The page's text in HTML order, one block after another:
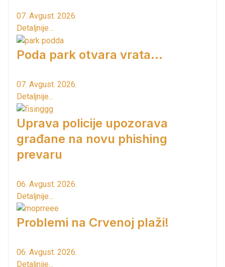
07. Avgust. 2026.
Detaljnije...
Poda park otvara vrata...
07. Avgust. 2026.
Detaljnije...
Uprava policije upozorava
građane na novu phishing
prevaru
06. Avgust. 2026.
Detaljnije...
Problemi na Crvenoj plaži!
06. Avgust. 2026.
Detaljnije...